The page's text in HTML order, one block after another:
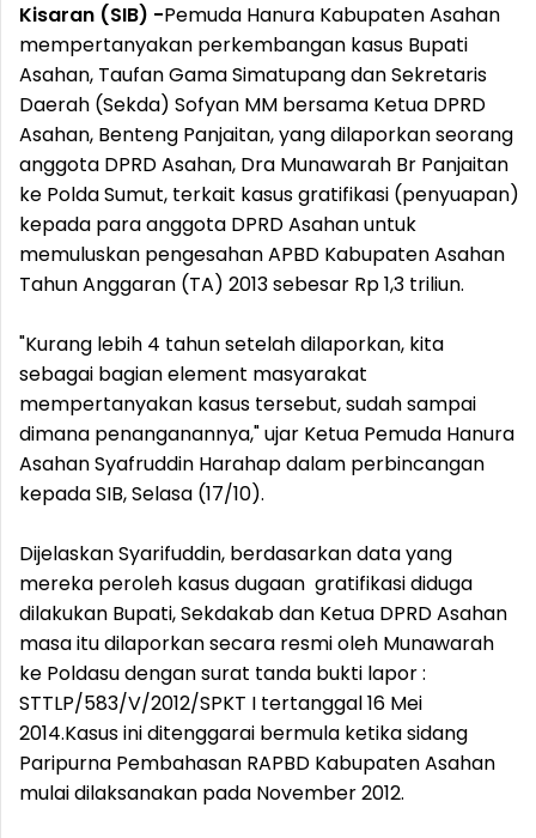
Kisaran (SIB) -Pemuda Hanura Kabupaten Asahan
mempertanyakan perkembangan kasus Bupati
Asahan, Taufan Gama Simatupang dan Sekretaris
Daerah (Sekda) Sofyan MM bersama Ketua DPRD
Asahan, Benteng Panjaitan, yang dilaporkan seorang
anggota DPRD Asahan, Dra Munawarah Br Panjaitan
ke Polda Sumut, terkait kasus gratifikasi (penyuapan)
kepada para anggota DPRD Asahan untuk
memuluskan pengesahan APBD Kabupaten Asahan
Tahun Anggaran (TA) 2013 sebesar Rp 1,3 triliun.
"Kurang lebih 4 tahun setelah dilaporkan, kita
sebagai bagian element masyarakat
mempertanyakan kasus tersebut, sudah sampai
dimana penanganannya," ujar Ketua Pemuda Hanura
Asahan Syafruddin Harahap dalam perbincangan
kepada SIB, Selasa (17/10).
Dijelaskan Syarifuddin, berdasarkan data yang
mereka peroleh kasus dugaan gratifikasi diduga
dilakukan Bupati, Sekdakab dan Ketua DPRD Asahan
masa itu dilaporkan secara resmi oleh Munawarah
ke Poldasu dengan surat tanda bukti lapor :
STTLP/583/V/2012/SPKT I tertanggal 16 Mei
2014.Kasus ini ditenggarai bermula ketika sidang
Paripurna Pembahasan RAPBD Kabupaten Asahan
mulai dilaksanakan pada November 2012.